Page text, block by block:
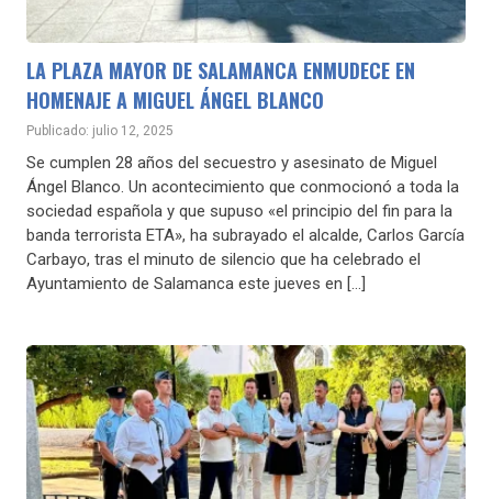
LA PLAZA MAYOR DE SALAMANCA ENMUDECE EN
HOMENAJE A MIGUEL ÁNGEL BLANCO
Publicado: julio 12, 2025
Se cumplen 28 años del secuestro y asesinato de Miguel
Ángel Blanco. Un acontecimiento que conmocionó a toda la
sociedad española y que supuso «el principio del fin para la
banda terrorista ETA», ha subrayado el alcalde, Carlos García
Carbayo, tras el minuto de silencio que ha celebrado el
Ayuntamiento de Salamanca este jueves en […]